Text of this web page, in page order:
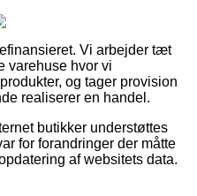
Vi arbejder tæt
varehuse hvor vi
og tager provision
realiserer en handel.
butikker understøttes
for forandringer der måtte
af websitets data.